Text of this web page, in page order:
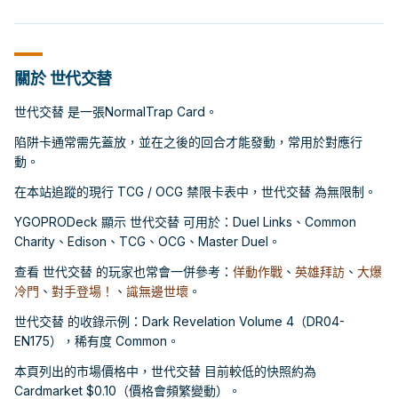
關於 世代交替
世代交替 是一張NormalTrap Card。
陷阱卡通常需先蓋放，並在之後的回合才能發動，常用於對應行
動。
在本站追蹤的現行 TCG / OCG 禁限卡表中，世代交替 為無限制。
YGOPRODeck 顯示 世代交替 可用於：Duel Links、Common
Charity、Edison、TCG、OCG、Master Duel。
查看 世代交替 的玩家也常會一併參考： 佯動作戰 、 英雄拜訪 、 大爆
冷門 、 對手登場！ 、 識無邊世壞 。
世代交替 的收錄示例：Dark Revelation Volume 4（DR04-
EN175），稀有度 Common。
本頁列出的市場價格中，世代交替 目前較低的快照約為
Cardmarket $0.10（價格會頻繁變動）。